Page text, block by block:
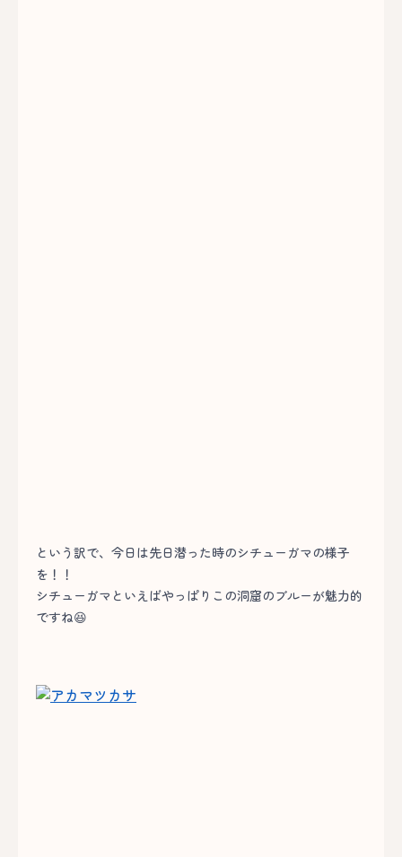
という訳で、今日は先日潜った時のシチューガマの様子
を！！
シチューガマといえばやっぱりこの洞窟のブルーが魅力的
ですね😆